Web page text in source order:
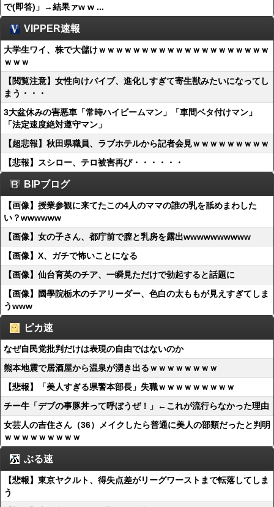
で(即答)」→結果ァw w ...
VIPPER速報
大学生ワイ、株で大儲けｗｗｗｗｗｗｗｗｗｗｗｗｗｗｗｗｗｗｗｗ
ｗｗｗ
【閲覧注意】女性向けバイブ、進化しすぎて寄生獣みたいになってし
まう・・・
3大盆休みの害悪車「常時ハイビームマン」「車間ベタ付けマン」
「法定速度絶対遵守マン」
【超悲報】秋田県職員、ラブホテルから記者会見ｗｗｗｗｗｗｗｗｗ
【悲報】スシロー、テロ被害再び・・・・・・
BIPブログ
【画像】授業参観に来てたこの4人のママの誰の乳を舐めまわした
い？wwwwww
【画像】女の子さん、都庁前で膣と乳房を露出wwwwwwwwww
【画像】X、ガチで怖いことになる
【画像】仙台育英のチア、一瞬見ただけで勃起すると話題に
【画像】國學院栃木のチアリーダー、色白の太ももが見えすぎてしま
うwww
ピカ速
なぜ自民党批判だけは表現の自由ではないのか
熊本地震で居酒屋から温泉が湧き出るｗｗｗｗｗｗｗｗ
【悲報】「美人すぎる県警本部長」失職ｗｗｗｗｗｗｗｗｗ
チー牛「デブの事豚丼って呼ぼうぜ！」←これが流行らなかった理由
女芸人の吉住さん（36）メイクしたら普通に美人の部類だったと判明
ｗｗｗｗｗｗｗｗｗ
ぶる速
【悲報】東京ヤクルト、得失点差がリーグワーストまで転落してしま
う